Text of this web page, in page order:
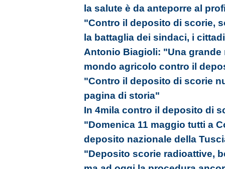
la salute è da anteporre al
"Contro il deposito di scorie,
la battaglia dei sindaci, i
Antonio Biagioli: "Una
mondo agricolo contro il
"Contro il deposito di scorie
pagina di storia"
In 4mila contro il deposito di
"Domenica 11 maggio tutti a
deposito nazionale della
"Deposito scorie radioattive,